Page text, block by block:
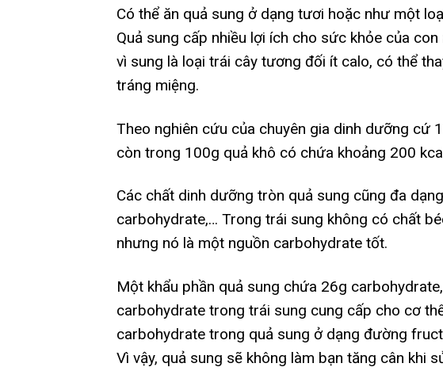
Có thể ăn quả sung ở dạng tươi hoặc như một
Quả sung cấp nhiều lợi ích cho sức khỏe của
vì sung là loại trái cây tương đối ít calo, có thể
tráng miệng.
Theo nghiên cứu của chuyên gia dinh dưỡng cứ
còn trong 100g quả khô có chứa khoảng 200
Các chất dinh dưỡng tròn quả sung cũng đa
carbohydrate,… Trong trái sung không có chất
nhưng nó là một nguồn carbohydrate tốt.
Một khẩu phần quả sung chứa 26g
carbohydrate trong trái sung cung cấp cho cơ
carbohydrate trong quả sung ở dạng đường
Vì vậy, quả sung sẽ không làm bạn tăng cân khi